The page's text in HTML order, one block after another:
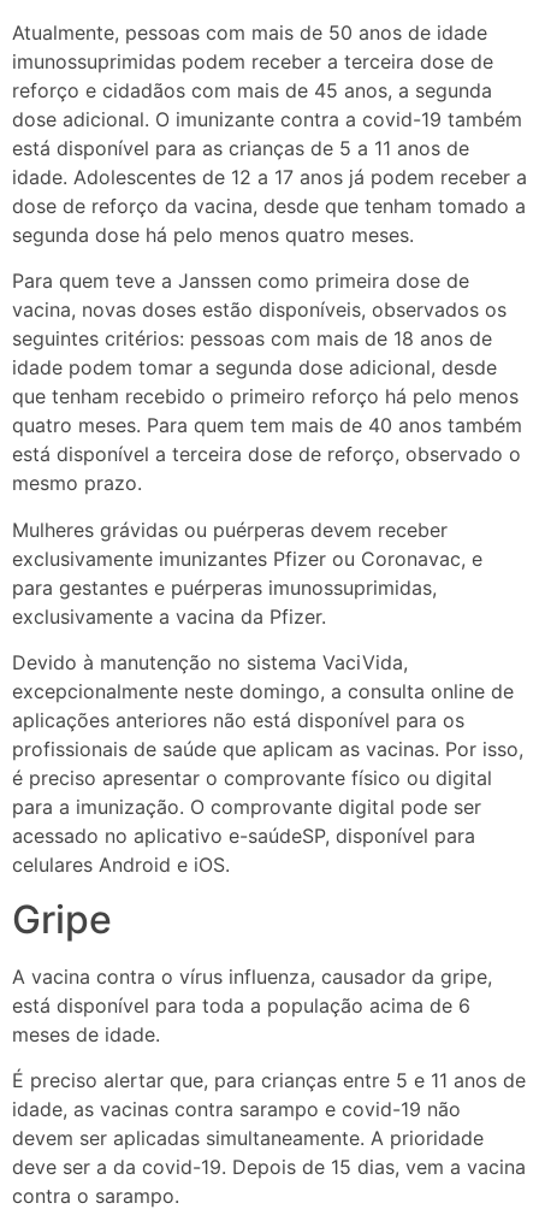
Atualmente, pessoas com mais de 50 anos de idade
imunossuprimidas podem receber a terceira dose de
reforço e cidadãos com mais de 45 anos, a segunda
dose adicional. O imunizante contra a covid-19 também
está disponível para as crianças de 5 a 11 anos de
idade. Adolescentes de 12 a 17 anos já podem receber a
dose de reforço da vacina, desde que tenham tomado a
segunda dose há pelo menos quatro meses.
Para quem teve a Janssen como primeira dose de
vacina, novas doses estão disponíveis, observados os
seguintes critérios: pessoas com mais de 18 anos de
idade podem tomar a segunda dose adicional, desde
que tenham recebido o primeiro reforço há pelo menos
quatro meses. Para quem tem mais de 40 anos também
está disponível a terceira dose de reforço, observado o
mesmo prazo.
Mulheres grávidas ou puérperas devem receber
exclusivamente imunizantes Pfizer ou Coronavac, e
para gestantes e puérperas imunossuprimidas,
exclusivamente a vacina da Pfizer.
Devido à manutenção no sistema VaciVida,
excepcionalmente neste domingo, a consulta online de
aplicações anteriores não está disponível para os
profissionais de saúde que aplicam as vacinas. Por isso,
é preciso apresentar o comprovante físico ou digital
para a imunização. O comprovante digital pode ser
acessado no aplicativo e-saúdeSP, disponível para
celulares Android e iOS.
Gripe
A vacina contra o vírus influenza, causador da gripe,
está disponível para toda a população acima de 6
meses de idade.
É preciso alertar que, para crianças entre 5 e 11 anos de
idade, as vacinas contra sarampo e covid-19 não
devem ser aplicadas simultaneamente. A prioridade
deve ser a da covid-19. Depois de 15 dias, vem a vacina
contra o sarampo.